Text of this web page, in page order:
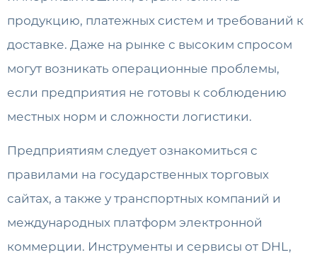
продукцию, платежных систем и требований к
доставке. Даже на рынке с высоким спросом
могут возникать операционные проблемы,
если предприятия не готовы к соблюдению
местных норм и сложности логистики.
Предприятиям следует ознакомиться с
правилами на государственных торговых
сайтах, а также у транспортных компаний и
международных платформ электронной
коммерции. Инструменты и сервисы от DHL,